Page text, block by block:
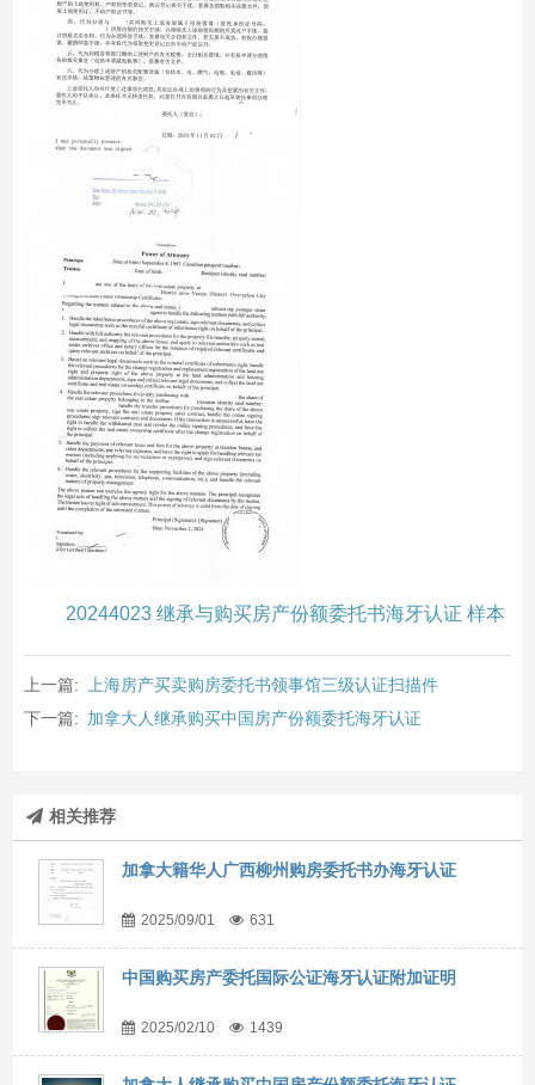
20244023 继承与购买房产份额委托书海牙认证 样本
上一篇:
上海房产买卖购房委托书领事馆三级认证扫描件
下一篇: 加拿大人继承购买中国房产份额委托海牙认证
相关推荐
加拿大籍华人广西柳州购房委托书办海牙认证
2025/09/01 631
中国购买房产委托国际公证海牙认证附加证明
2025/02/10 1439